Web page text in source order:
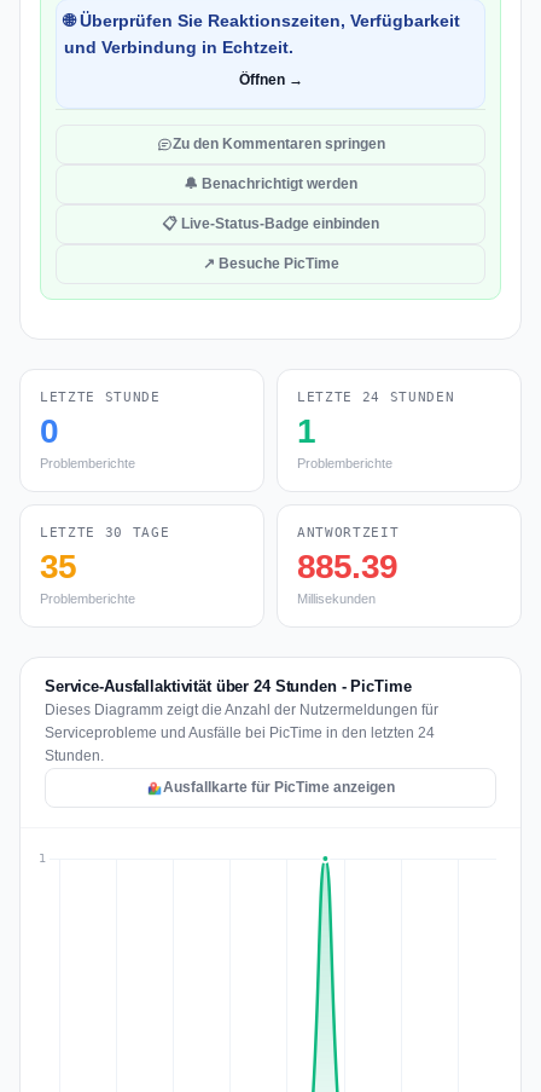
🌐 Überprüfen Sie Reaktionszeiten, Verfügbarkeit
und Verbindung in Echtzeit.
Öffnen →
Zu den Kommentaren springen
🔔 Benachrichtigt werden
📋 Live-Status-Badge einbinden
↗ Besuche PicTime
LETZTE STUNDE
0
Problemberichte
LETZTE 24 STUNDEN
1
Problemberichte
LETZTE 30 TAGE
35
Problemberichte
ANTWORTZEIT
885.39
Millisekunden
Service-Ausfallaktivität über 24 Stunden - PicTime
Dieses Diagramm zeigt die Anzahl der Nutzermeldungen für
Serviceprobleme und Ausfälle bei PicTime in den letzten 24
Stunden.
Ausfallkarte für PicTime anzeigen